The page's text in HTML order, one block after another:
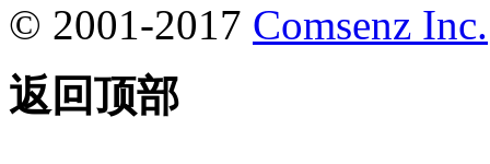
© 2001-2017 Comsenz Inc.
返回顶部